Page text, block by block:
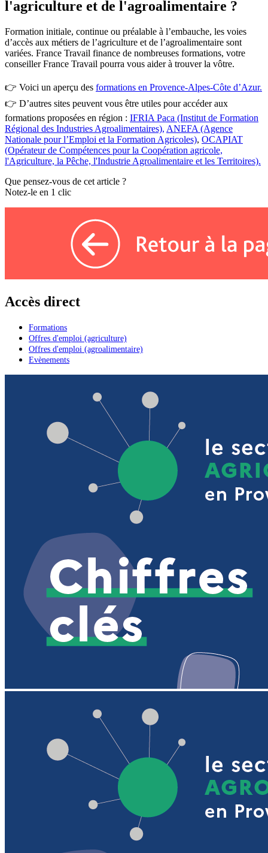
l'agriculture et de l'agroalimentaire ?
Formation initiale, continue ou préalable à l’embauche, les voies
d’accès aux métiers de l’agriculture et de l’agroalimentaire sont
variées. France Travail finance de nombreuses formations, votre
conseiller France Travail pourra vous aider à trouver la vôtre.
👉 Voici un aperçu des formations en Provence-Alpes-Côte d’Azur.
👉 D’autres sites peuvent vous être utiles pour accéder aux
formations proposées en région : IFRIA Paca (Institut de Formation
Régional des Industries Agroalimentaires), ANEFA (Agence
Nationale pour l’Emploi et la Formation Agricoles), OCAPIAT
(Opérateur de Compétences pour la Coopération agricole,
l'Agriculture, la Pêche, l'Industrie Agroalimentaire et les Territoires).
Que pensez-vous de cet article ?
Notez-le en 1 clic
Accès direct
Formations
Offres d'emploi (agriculture)
Offres d'emploi (agroalimentaire)
Evènements